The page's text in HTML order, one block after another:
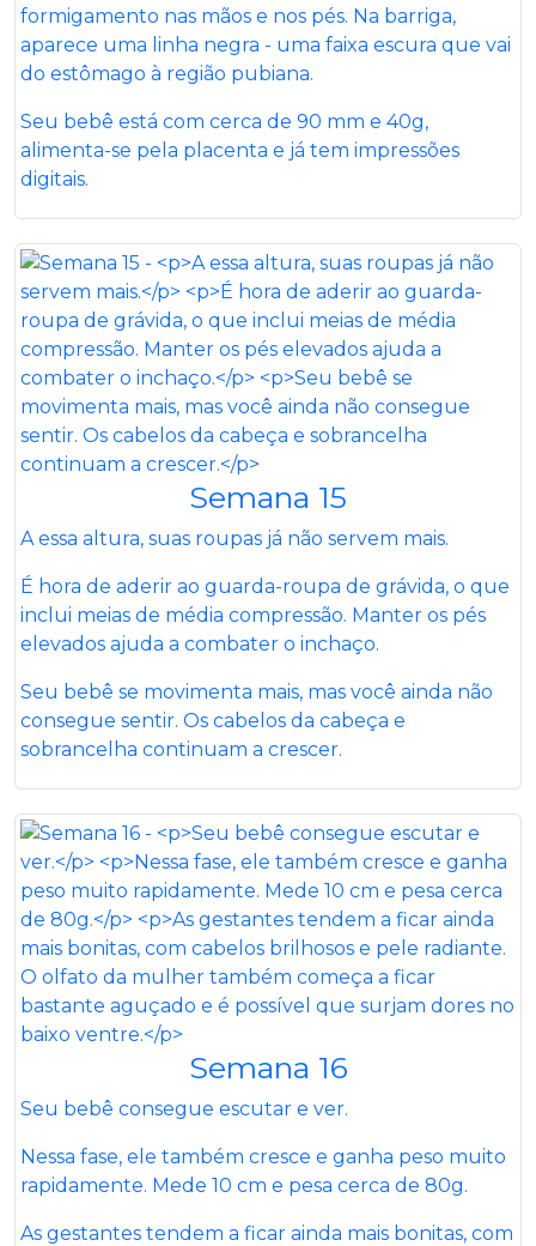
formigamento nas mãos e nos pés. Na barriga,
aparece uma linha negra - uma faixa escura que vai
do estômago à região pubiana.
Seu bebê está com cerca de 90 mm e 40g,
alimenta-se pela placenta e já tem impressões
digitais.
Semana 15
A essa altura, suas roupas já não servem mais.
É hora de aderir ao guarda-roupa de grávida, o que
inclui meias de média compressão. Manter os pés
elevados ajuda a combater o inchaço.
Seu bebê se movimenta mais, mas você ainda não
consegue sentir. Os cabelos da cabeça e
sobrancelha continuam a crescer.
Semana 16
Seu bebê consegue escutar e ver.
Nessa fase, ele também cresce e ganha peso muito
rapidamente. Mede 10 cm e pesa cerca de 80g.
As gestantes tendem a ficar ainda mais bonitas, com